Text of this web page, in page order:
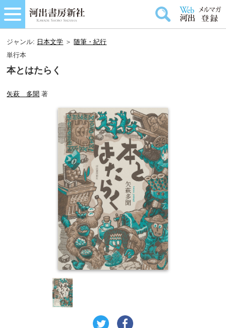
ジャンル: 日本文学 ＞ 随筆・紀行
単行本
本とはたらく
矢萩 多聞 著